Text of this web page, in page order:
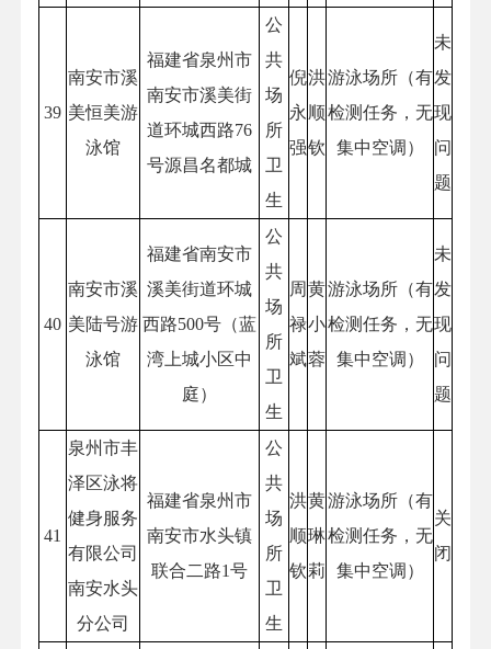
39
南安市溪
美恒美游
泳馆
福建省泉州市
南安市溪美街
道环城西路76
号源昌名都城
公
共
场
所
卫
生
倪
永
强
洪
顺
钦
游泳场所（有
检测任务，无
集中空调）
未
发
现
问
题
40
南安市溪
美陆号游
泳馆
福建省南安市
溪美街道环城
西路500号（蓝
湾上城小区中
庭）
公
共
场
所
卫
生
周
禄
斌
黄
小
蓉
游泳场所（有
检测任务，无
集中空调）
未
发
现
问
题
41
泉州市丰
泽区泳将
健身服务
有限公司
南安水头
分公司
福建省泉州市
南安市水头镇
联合二路1号
公
共
场
所
卫
生
洪
顺
钦
黄
琳
莉
游泳场所（有
检测任务，无
集中空调）
关
闭